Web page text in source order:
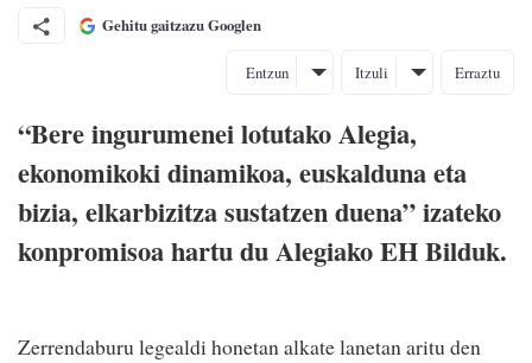
Gehitu gaitzazu Googlen
Entzun Itzuli Erraztu
“Bere ingurumenei lotutako Alegia,
ekonomikoki dinamikoa, euskalduna eta
bizia, elkarbizitza sustatzen duena” izateko
konpromisoa hartu du Alegiako EH Bilduk.
Zerrendaburu legealdi honetan alkate lanetan aritu den